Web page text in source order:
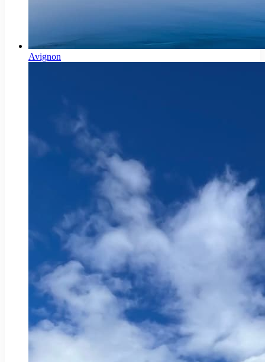
Avignon